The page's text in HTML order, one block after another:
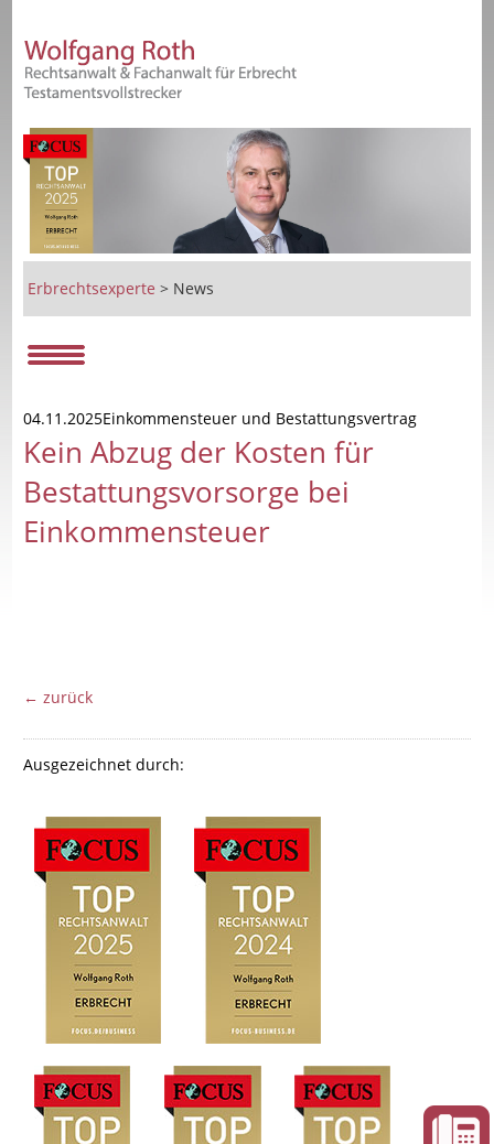
Erbrechtsexperte > News
04.11.2025Einkommensteuer und Bestattungsvertrag
Kein Abzug der Kosten für
Bestattungsvorsorge bei
Einkommensteuer
← zurück
Ausgezeichnet durch: